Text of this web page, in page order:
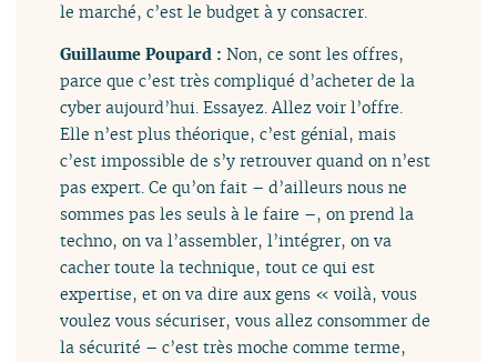
le marché, c’est le budget à y consacrer.
Guillaume Poupard :Non, ce sont les offres,
parce que c’est très compliqué d’acheter de la
cyber aujourd’hui. Essayez. Allez voir l’offre.
Elle n’est plus théorique, c’est génial, mais
c’est impossible de s’y retrouver quand on n’est
pas expert. Ce qu’on fait – d’ailleurs nous ne
sommes pas les seuls à le faire –, on prend la
techno, on va l’assembler, l’intégrer, on va
cacher toute la technique, tout ce qui est
expertise, et on va dire aux gens « voilà, vous
voulez vous sécuriser, vous allez consommer de
la sécurité – c’est très moche comme terme,